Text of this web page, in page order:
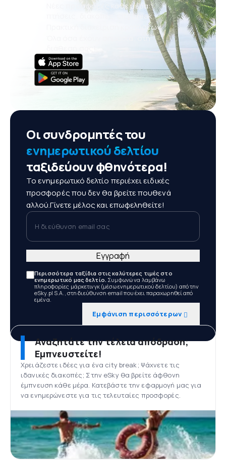
Νέες προσφορές κάθε μέρα:
πτήσεις, διακοπές, city break
Πρακτική διαχείριση κρατήσεων
Όλα όσα έχουν σημασία, στη
Οι συνδρομητές του
ενημερωτικού δελτίου
ταξιδεύουν φθηνότερα!
Το ενημερωτικό δελτίο περιέχει ειδικές
προσφορές που δεν θα βρείτε πουθενά
αλλού.Γίνετε μέλος και επωφεληθείτε!
Η διεύθυνση email σας
Περισσότερα ταξίδια στις καλύτερες τιμές στο
ενημερωτικό μας δελτίο. Συμφωνώ να λαμβάνω
πληροφορίες μάρκετινγκ (μέσω ενημερωτικού δελτίου) από την
eSky.pl S.A., στη διεύθυνση email που έχει παραχωρηθεί από
εμένα.
Εμφάνιση περισσότερων
Εγγραφή
Αναζητάτε την τέλεια απόδραση;
Εμπνευστείτε!
Χρειάζεστε ιδέες για ένα city break; Ψάχνετε τις
ιδανικές διακοπές; Στην eSky θα βρείτε άφθονη
έμπνευση κάθε μέρα. Κατεβάστε την εφαρμογή μας για
να ενημερώνεστε για τις τελευταίες προσφορές.